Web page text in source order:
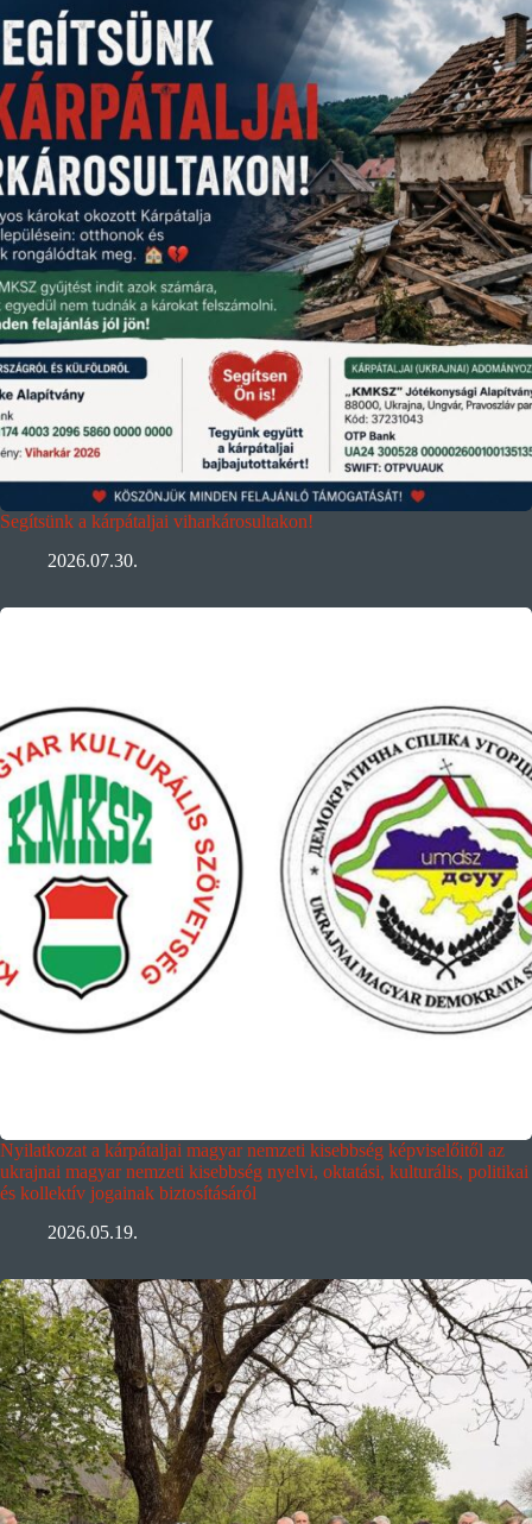
Segítsünk a kárpátaljai viharkárosultakon!
2026.07.30.
Nyilatkozat a kárpátaljai magyar nemzeti kisebbség képviselőitől az
ukrajnai magyar nemzeti kisebbség nyelvi, oktatási, kulturális, politikai
és kollektív jogainak biztosításáról
2026.05.19.